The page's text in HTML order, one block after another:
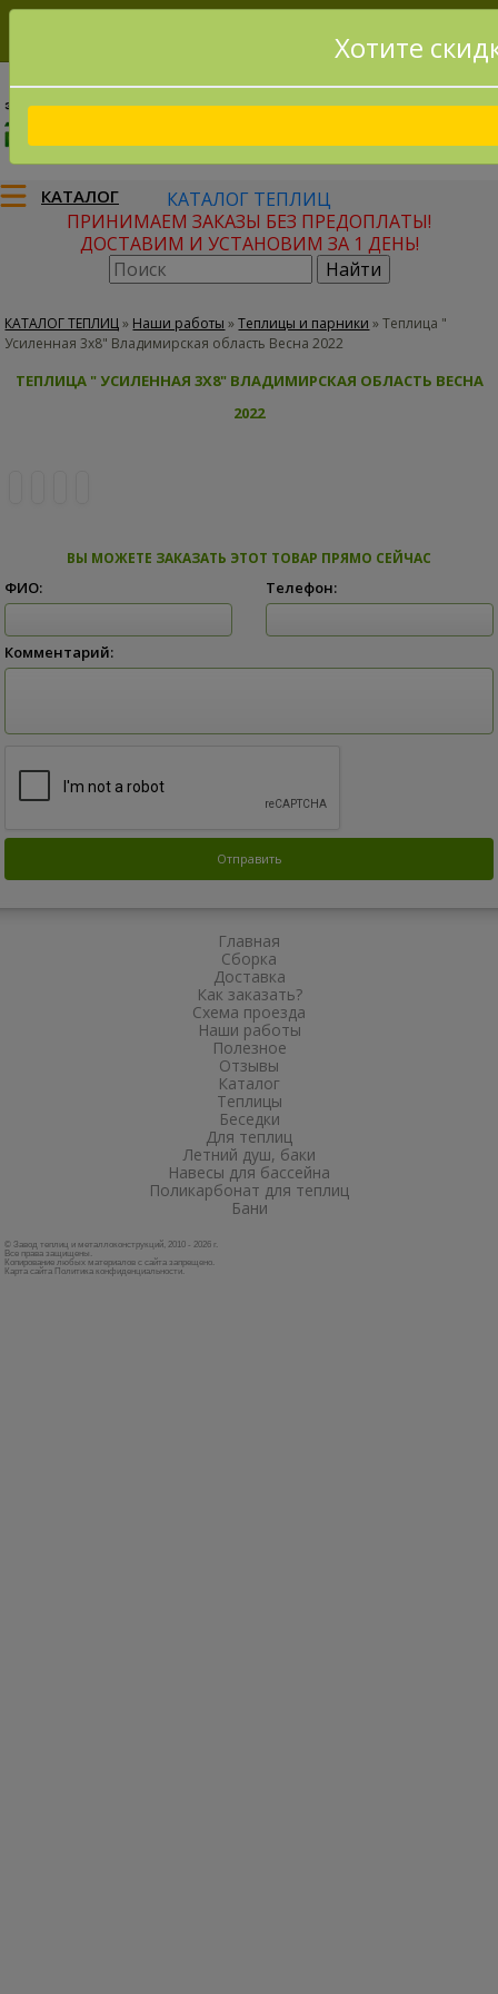
8(915)795-56-02
КАТАЛОГ
КАТАЛОГ ТЕПЛИЦ
ПРИНИМАЕМ ЗАКАЗЫ БЕЗ ПРЕДОПЛАТЫ!
ДОСТАВИМ И УСТАНОВИМ ЗА 1 ДЕНЬ!
КАТАЛОГ ТЕПЛИЦ» Наши работы »Теплицы и парники »Теплица "
Усиленная 3х8" Владимирская область Весна 2022
ТЕПЛИЦА " УСИЛЕННАЯ 3Х8" ВЛАДИМИРСКАЯ ОБЛАСТЬ ВЕСНА
2022
ВЫ МОЖЕТЕ ЗАКАЗАТЬ ЭТОТ ТОВАР ПРЯМО СЕЙЧАС
ФИО: Телефон:
Комментарий:
Главная
Сборка
Доставка
Как заказать?
Схема проезда
Наши работы
Полезное
Отзывы
Каталог
Теплицы
Беседки
Для теплиц
Летний душ, баки
Навесы для бассейна
Поликарбонат для теплиц
Бани
© Завод теплиц и металлоконструкций, 2010 - 2026 г.
Все права защищены.
Копирование любых материалов с сайта запрещено.
Карта сайта Политика конфиденциальности.
Хотите